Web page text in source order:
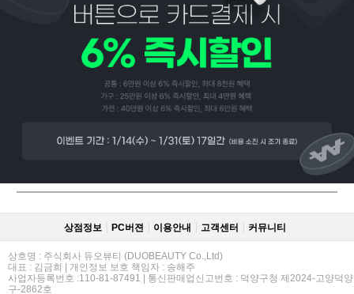
PAYCO 바로
상점정보 PC버젼 이용안내 고객센터 커뮤니티
상호명 : 주식회사 듀오뷰티 (DUOBEAUTY Co.,Ltd)
대표 : 김금희 | 개인정보 보호 책임자 : 송해주
사업자등록번호 :110-81-87491 | 통신판매업신고번호 : 덕양구청 제2024-고양덕양
구-2862호